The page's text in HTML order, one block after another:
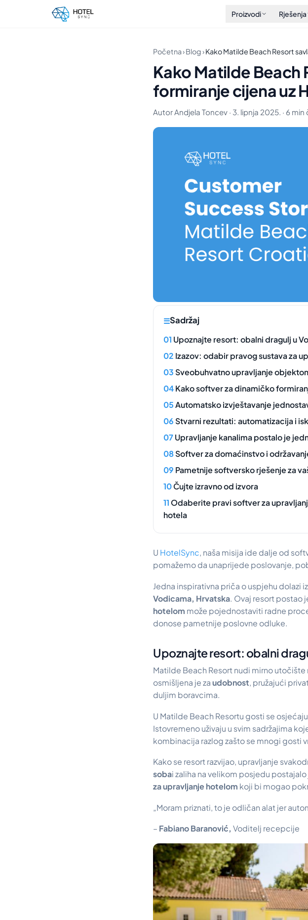
Proizvodi Rješenja
Početna›Blog›Kako Matilde Beach Resort
Kako Matilde Beach
formiranje cijena uz
Autor Andjela Toncev · 3. lipnja 2025. · 6 min
Sadržaj
Upoznajte resort: obalni dragulj u
Izazov: odabir pravog sustava za
Sveobuhvatno upravljanje
Kako softver za dinamičko
Automatsko izvještavanje
Stvarni rezultati: automatizacija i
Upravljanje kanalima postalo je
Softver za domaćinstvo i
Pametnije softversko rješenje za
Čujte izravno od izvora
Odaberite pravi softver za
hotela
U HotelSync, naša misija ide dalje od
pomažemo da unaprijede poslovanje,
Jedna inspirativna priča o uspjehu dolazi iz
Vodicama, Hrvatska. Ovaj resort postao
hotelom može pojednostaviti radne
donose pametnije poslovne odluke.
Upoznajte resort: obalni
Matilde Beach Resort nudi mirno utočište
osmišljena je zaudobnost, pružajući
duljim boravcima.
U Matilde Beach Resortu gosti se
Istovremeno uživaju u svim sadržajima
kombinacija razlog zašto se mnogi gosti
Kako se resort razvijao, upravljanje
sobai zaliha na velikom posjedu
za upravljanje hotelom koji bi mogao
„Moram priznati, to je odličan alat jer
– Fabiano Baranović, Voditelj recepcije